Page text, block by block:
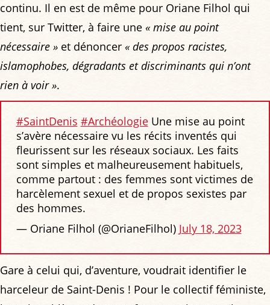
continu. Il en est de même pour Oriane Filhol qui
tient, sur Twitter, à faire une « mise au point
nécessaire » et dénoncer « des propos racistes,
islamophobes, dégradants et discriminants qui n’ont
rien à voir ».
#SaintDenis #ArchéologieUne mise au point
s’avère nécessaire vu les récits inventés qui
fleurissent sur les réseaux sociaux. Les faits
sont simples et malheureusement habituels,
comme partout : des femmes sont victimes de
harcèlement sexuel et de propos sexistes par
des hommes.
— Oriane Filhol (@OrianeFilhol) July 18, 2023
Gare à celui qui, d’aventure, voudrait identifier le
harceleur de Saint-Denis ! Pour le collectif féministe,